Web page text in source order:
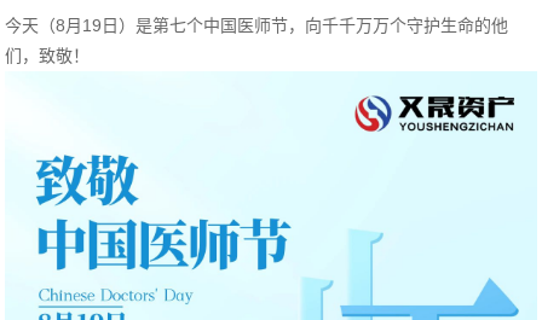
今天（8月19日）是第七个中国医师节，向千千万万个守护生命的他
们，致敬！